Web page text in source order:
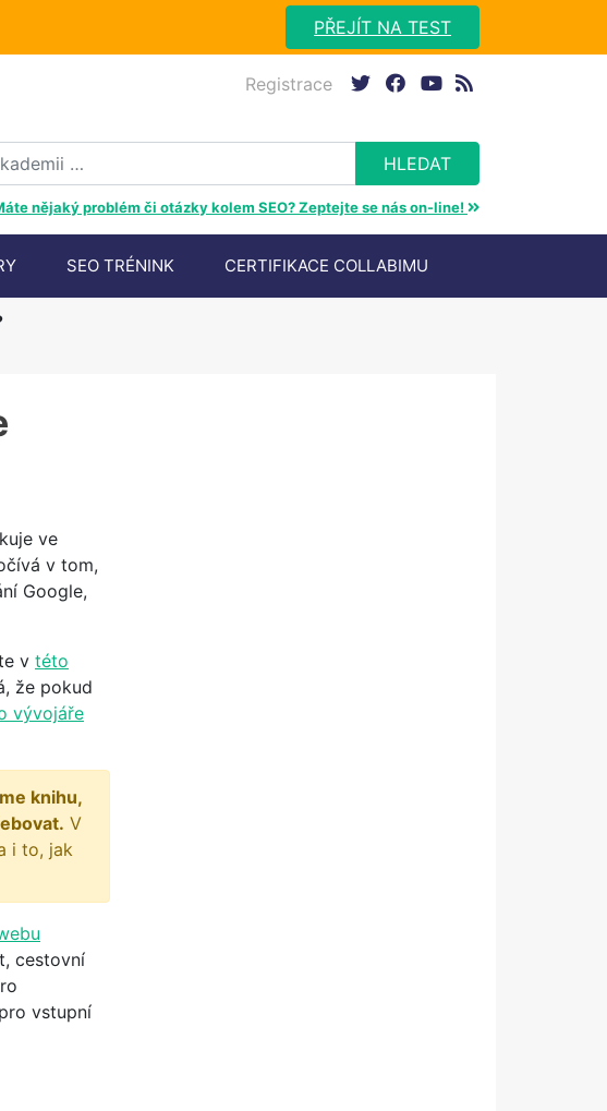
PŘEJÍT NA TEST
Registrace
nějaký problém či otázky kolem SEO? Zeptejte se nás on-line!
SEO TRÉNINK CERTIFIKACE COLLABIMU
ve
v tom,
Google,
v této
že pokud
vývojáře
knihu,
V
i to, jak
cestovní
pro vstupní